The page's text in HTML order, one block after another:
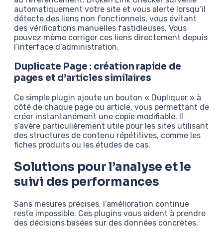
automatiquement votre site et vous alerte lorsqu’il
détecte des liens non fonctionnels, vous évitant
des vérifications manuelles fastidieuses. Vous
pouvez même corriger ces liens directement depuis
l’interface d’administration.
Duplicate Page : création rapide de
pages et d’articles similaires
Ce simple plugin ajoute un bouton « Dupliquer » à
côté de chaque page ou article, vous permettant de
créer instantanément une copie modifiable. Il
s’avère particulièrement utile pour les sites utilisant
des structures de contenu répétitives, comme les
fiches produits ou les études de cas.
Solutions pour l’analyse et le
suivi des performances
Sans mesures précises, l’amélioration continue
reste impossible. Ces plugins vous aident à prendre
des décisions basées sur des données concrètes.